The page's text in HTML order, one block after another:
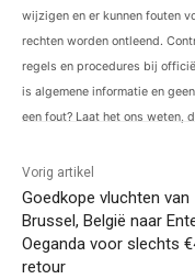
wijzigen en er kunnen fouten
rechten worden ontleend.
regels en procedures bij
is algemene informatie en
een fout? Laat het ons weten,
Vorig artikel
Goedkope vluchten van
Brussel, België naar
Oeganda voor slechts
retour